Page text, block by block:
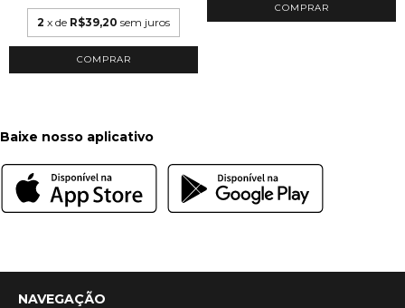
2 x de R$39,20 sem juros
COMPRAR
COMPRAR
Baixe nosso aplicativo
NAVEGAÇÃO